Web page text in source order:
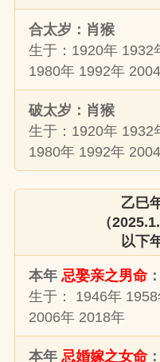
合太岁：肖猴
生于：1920年 1932
1980年 1992年
破太岁：肖猴
生于：1920年 1932
1980年 1992年
乙巳
（
以下
本年 忌娶亲之男命
生于： 1946年
2006年 2018年
本年 忌婚嫁之女命